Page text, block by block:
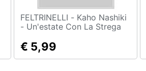
FELTRINELLI - Kaho Nashiki
- Un'estate Con La Strega
€ 5,99